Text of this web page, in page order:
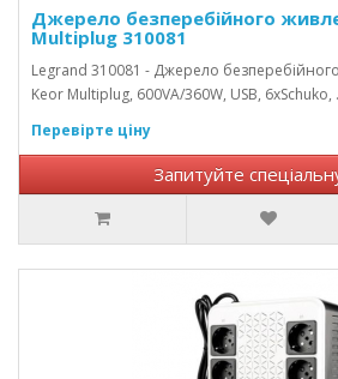
Джерело безперебійного
Multiplug 310081
Legrand 310081 - Джерело
Keor Multiplug, 600VA/360W, USB, 6хSchuko,
Перевірте ціну
Запитуйте